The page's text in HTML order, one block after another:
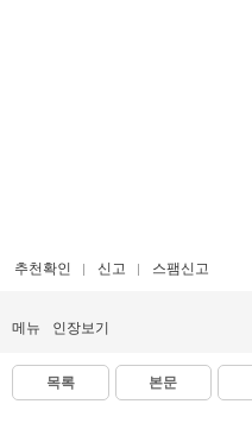
추천확인 신고 스팸신고
메뉴 인장보기
목록 본문